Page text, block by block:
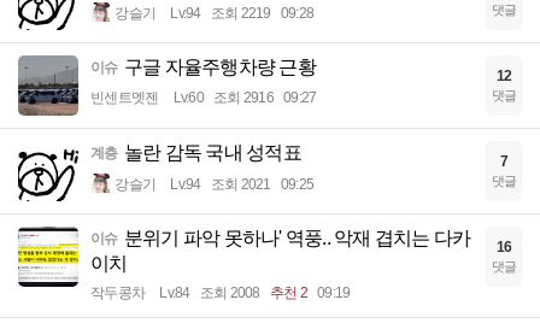
강슬기 Lv.94 조회 2219 09:28 댓글
이슈 구글 자율주행차량 근황
빈센트멧젠 Lv.60 조회 2916 09:27
12
댓글
계층 놀란 감독 국내 성적표
강슬기 Lv.94 조회 2021 09:25
7
댓글
이슈 분위기 파악 못하나' 역풍.. 악재 겹치는 다카
이치
작두콩차 Lv.84 조회 2008 추천 2 09:19
16
댓글